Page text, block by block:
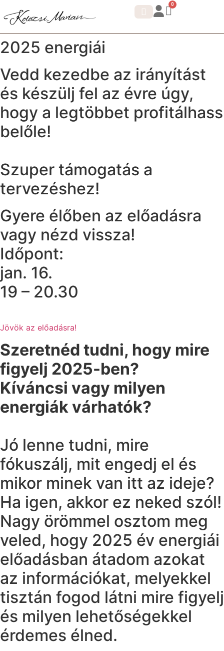
0
2025 energiái
Vedd kezedbe az irányítást
és készülj fel az évre úgy,
hogy a legtöbbet profitálhass
belőle!
Szuper támogatás a
tervezéshez!
Gyere élőben az előadásra
vagy nézd vissza!
Időpont:
jan. 16.
19 – 20.30
Jövök az előadásra!
Szeretnéd tudni, hogy mire
figyelj 2025-ben?
Kíváncsi vagy milyen
energiák várhatók?
Jó lenne tudni, mire
fókuszálj, mit engedj el és
mikor minek van itt az ideje?
Ha igen, akkor ez neked szól!
Nagy örömmel osztom meg
veled, hogy 2025 év energiái
előadásban átadom azokat
az információkat, melyekkel
tisztán fogod látni mire figyelj
és milyen lehetőségekkel
érdemes élned.